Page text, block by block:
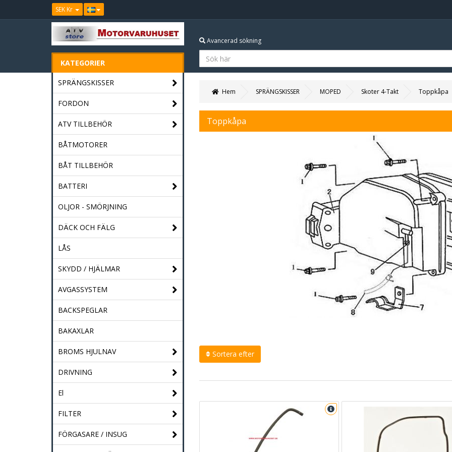
SEK Kr
KATEGORIER
Avancerad sökning
SPRÄNGSKISSER
FORDON
ATV TILLBEHÖR
BÅTMOTORER
BÅT TILLBEHÖR
BATTERI
OLJOR - SMÖRJNING
DÄCK OCH FÄLG
LÅS
SKYDD / HJÄLMAR
AVGASSYSTEM
BACKSPEGLAR
BAKAXLAR
BROMS HJULNAV
DRIVNING
El
FILTER
FÖRGASARE / INSUG
Hem SPRÄNGSKISSER MOPED Skoter 4-Takt Toppkåpa
Toppkåpa
Sortera efter